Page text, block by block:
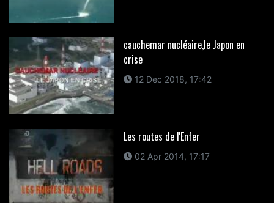
cauchemar nucléaire,le Japon en
crise
12 Dec 2018, 17:42
Les routes de l'Enfer
02 Apr 2014, 17:17